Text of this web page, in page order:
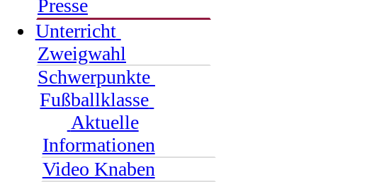
Presse
Unterricht
Zweigwahl
Schwerpunkte
Fußballklasse
Aktuelle
Informationen
Video Knaben